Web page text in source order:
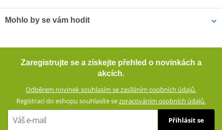
GERMADURA® 600D (100% polyester)
Síťová podšívka (100% polyester)
TEXLAND®
Mohlo by se vám hodit
žlutá 4XL
Zaregistrujte se a získejte přehled o novinkách a
akcích.
Odběrem novinek souhlasím se zasíláním osobních údajů.
Registrací do eshopu souhlasíte sezpracováním osobních údajů.
Přihlásit se